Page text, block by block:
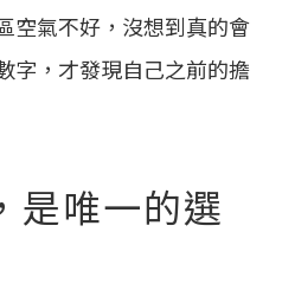
空氣不好，沒想到真的會
字，才發現自己之前的擔
是唯一的選